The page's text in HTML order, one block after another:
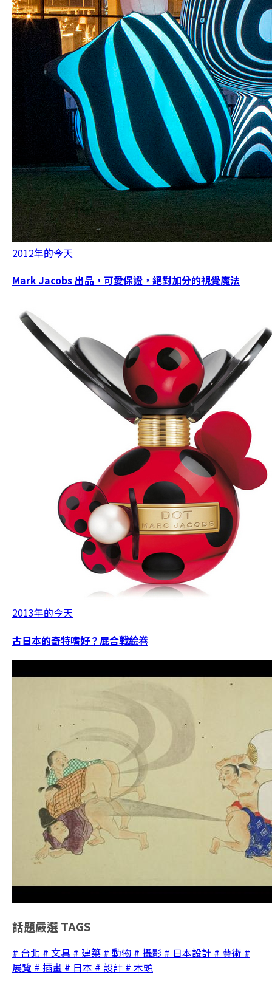
2012年的今天
Mark Jacobs 出品，可愛保證，絕對加分的視覺魔法
2013年的今天
古日本的奇特嗜好？屁合戦絵巻
話題嚴選 TAGS
# 台北 # 文具 # 建築 # 動物 # 攝影 # 日本設計 # 藝術 #
展覽 # 插畫 # 日本 # 設計 # 木頭